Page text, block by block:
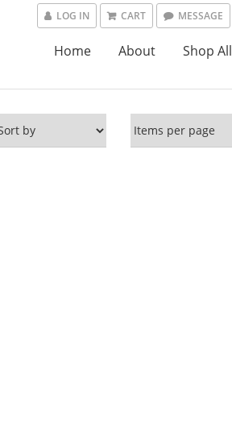
LOG IN CART MESSAGE
Home About Shop All